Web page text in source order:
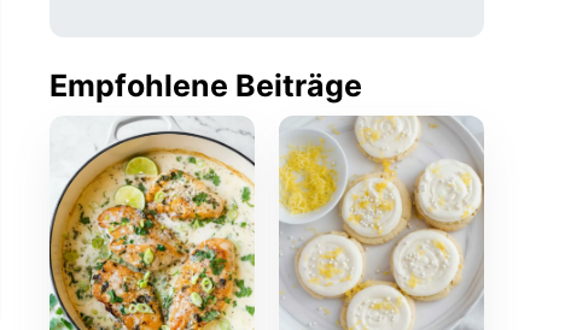
Empfohlene Beiträge